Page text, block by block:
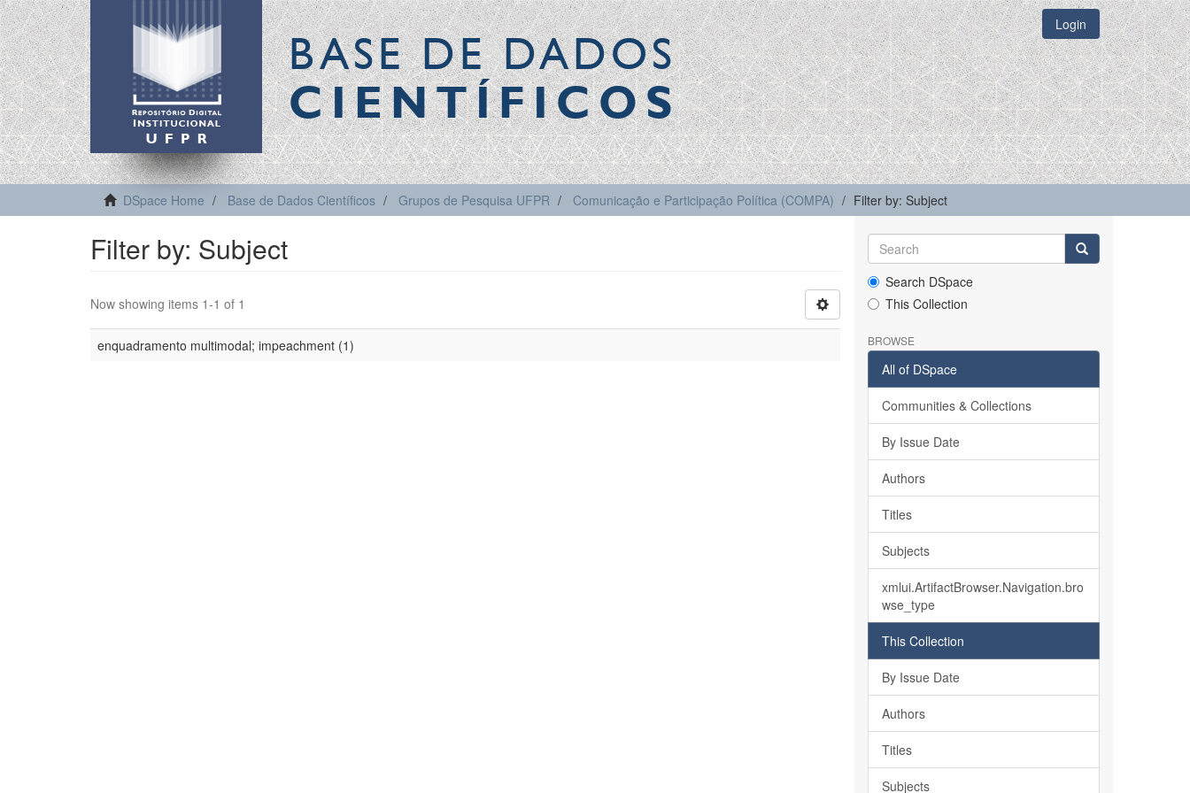
BASE DE DADOS
CIENTÍFICOS
Login
DSpace Home Base de Dados Científicos Grupos de Pesquisa UFPR Comunicação e Participação Política (COMPA) Filter by: Subject
Filter by: Subject
Now showing items 1-1 of 1
enquadramento multimodal; impeachment (1)
Search DSpace
This Collection
BROWSE
All of DSpace
Communities & Collections
By Issue Date
Authors
Titles
Subjects
xmlui.ArtifactBrowser.Navigation.bro
wse_type
This Collection
By Issue Date
Authors
Titles
Subjects